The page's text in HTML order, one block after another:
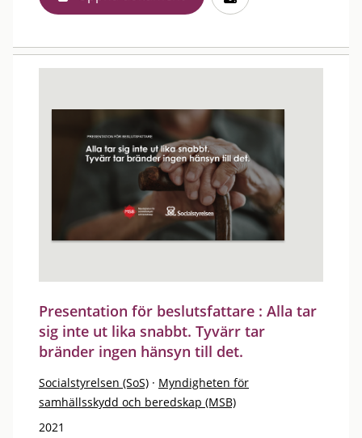
Presentation för beslutsfattare : Alla tar
sig inte ut lika snabbt. Tyvärr tar
bränder ingen hänsyn till det.
Socialstyrelsen (SoS) · Myndigheten för
samhällsskydd och beredskap (MSB)
2021